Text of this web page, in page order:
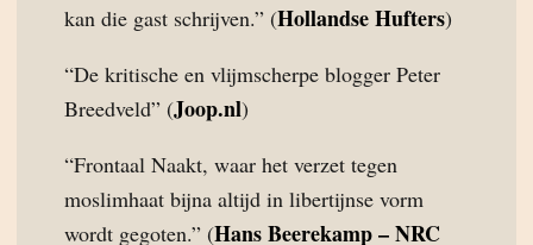
kan die gast schrijven.” (Hollandse Hufters)
“De kritische en vlijmscherpe blogger Peter
Breedveld” (Joop.nl)
“Frontaal Naakt, waar het verzet tegen
moslimhaat bijna altijd in libertijnse vorm
wordt gegoten.” (Hans Beerekamp – NRC